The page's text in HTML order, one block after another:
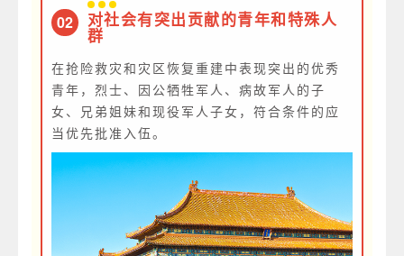
02 对社会有突出贡献的青年和特殊人
群
在抢险救灾和灾区恢复重建中表现突出的优秀
青年，烈士、因公牺牲军人、病故军人的子
女、兄弟姐妹和现役军人子女，符合条件的应
当优先批准入伍。